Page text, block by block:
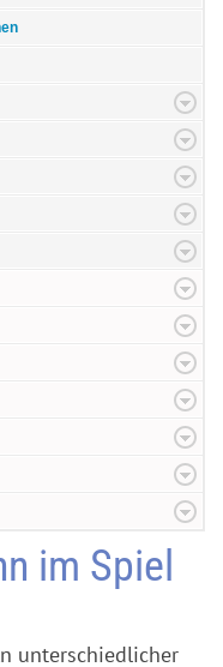
im Spiel
unterschiedlicher